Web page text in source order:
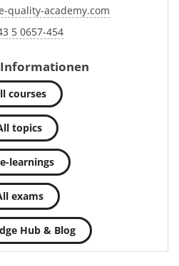
quality-academy.com
5 0657-454
courses
topics
learnings
exams
Hub & Blog